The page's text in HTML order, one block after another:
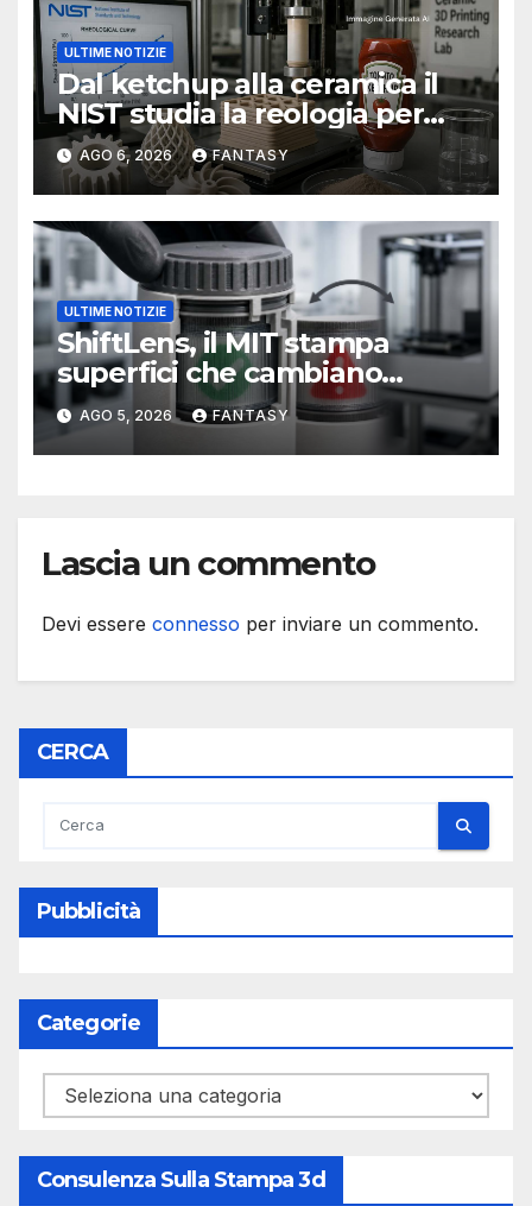
ULTIME NOTIZIE
Dal ketchup alla ceramica il
NIST studia la reologia per
rendere più affidabile la
stampa 3D
AGO 6, 2026 FANTASY
ULTIME NOTIZIE
ShiftLens, il MIT stampa
superfici che cambiano
immagine senza elettronica
AGO 5, 2026 FANTASY
Lascia un commento
Devi essere connesso per inviare un commento.
CERCA
Pubblicità
Categorie
Categorie
Consulenza Sulla Stampa 3d